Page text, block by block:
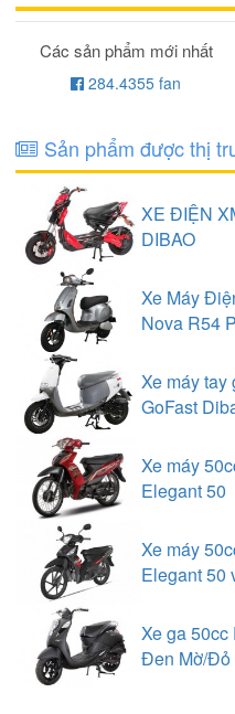
Các sản phẩm mới nhất
284.4355 fan
Sản phẩm được thị
XE ĐIỆN
DIBAO
Xe Máy
Nova R54
Xe máy tay
GoFast
Xe máy
Elegant 50
Xe máy
Elegant 50
Xe ga 50cc
Đen Mờ/Đỏ